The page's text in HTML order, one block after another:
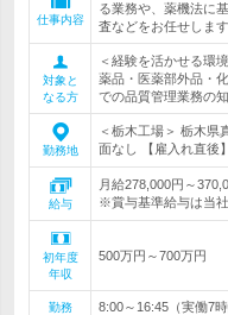
仕事内容
る業務や、薬機法に
査などをお任せします
対象と
なる方
＜経験を活かせる環
薬品・医薬部外品・
での品質管理業務の
勤務地
＜栃木工場＞ 栃木
面なし 【雇入れ直後
給与
月給278,000円～
※賞与基準給与は当
初年度
年収
500万円～700万円
勤務
8:00～16:45（実働7